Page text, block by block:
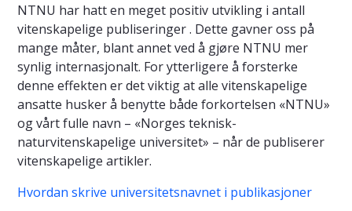
NTNU har hatt en meget positiv utvikling i antall
vitenskapelige publiseringer . Dette gavner oss på
mange måter, blant annet ved å gjøre NTNU mer
synlig internasjonalt. For ytterligere å forsterke
denne effekten er det viktig at alle vitenskapelige
ansatte husker å benytte både forkortelsen «NTNU»
og vårt fulle navn – «Norges teknisk-
naturvitenskapelige universitet» – når de publiserer
vitenskapelige artikler.
Hvordan skrive universitetsnavnet i publikasjoner